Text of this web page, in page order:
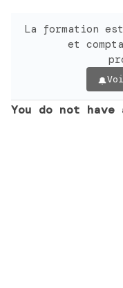
La formation
et
You do not